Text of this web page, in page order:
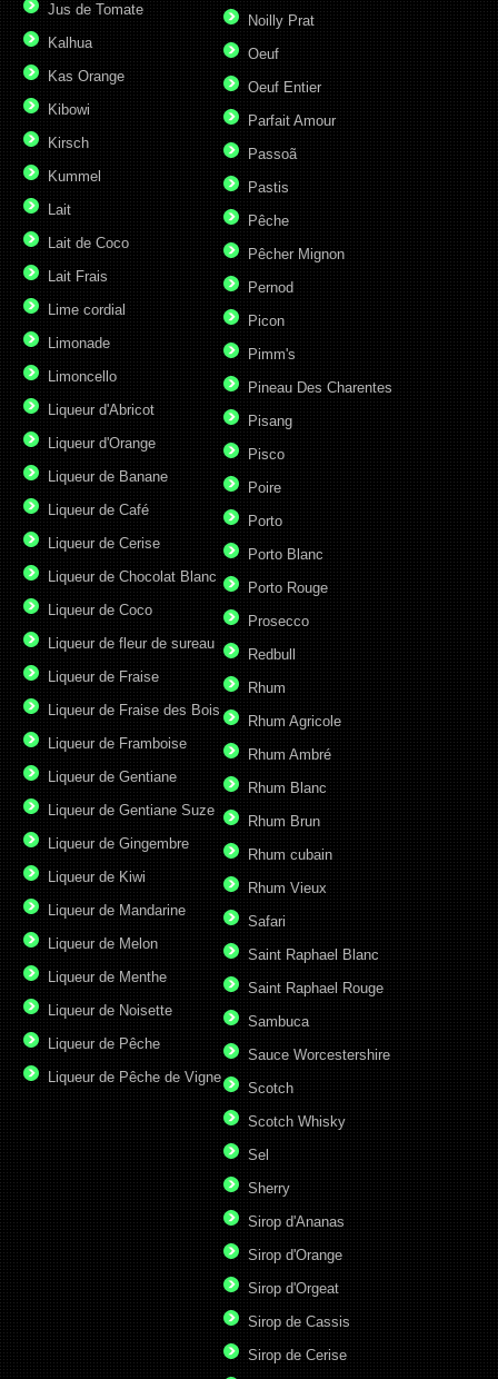
Jus de Tomate
Kalhua
Kas Orange
Kibowi
Kirsch
Kummel
Lait
Lait de Coco
Lait Frais
Lime cordial
Limonade
Limoncello
Liqueur d'Abricot
Liqueur d'Orange
Liqueur de Banane
Liqueur de Café
Liqueur de Cerise
Liqueur de Chocolat Blanc
Liqueur de Coco
Liqueur de fleur de sureau
Liqueur de Fraise
Liqueur de Fraise des Bois
Liqueur de Framboise
Liqueur de Gentiane
Liqueur de Gentiane Suze
Liqueur de Gingembre
Liqueur de Kiwi
Liqueur de Mandarine
Liqueur de Melon
Liqueur de Menthe
Liqueur de Noisette
Liqueur de Pêche
Liqueur de Pêche de Vigne
Noilly Prat
Oeuf
Oeuf Entier
Parfait Amour
Passoã
Pastis
Pêche
Pêcher Mignon
Pernod
Picon
Pimm's
Pineau Des Charentes
Pisang
Pisco
Poire
Porto
Porto Blanc
Porto Rouge
Prosecco
Redbull
Rhum
Rhum Agricole
Rhum Ambré
Rhum Blanc
Rhum Brun
Rhum cubain
Rhum Vieux
Safari
Saint Raphael Blanc
Saint Raphael Rouge
Sambuca
Sauce Worcestershire
Scotch
Scotch Whisky
Sel
Sherry
Sirop d'Ananas
Sirop d'Orange
Sirop d'Orgeat
Sirop de Cassis
Sirop de Cerise